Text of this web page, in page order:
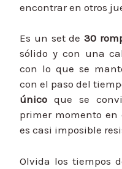
encontrar en otros
Es un set de 30
sólido y con una
con lo que se
con el paso del
único que se
primer momento
es casi imposible
Olvida los tiempos